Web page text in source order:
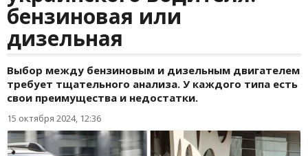
бензиновая или
дизельная
Выбор между бензиновым и дизельным двигателем
требует тщательного анализа. У каждого типа есть
свои преимущества и недостатки.
15 октября 2024, 12:36